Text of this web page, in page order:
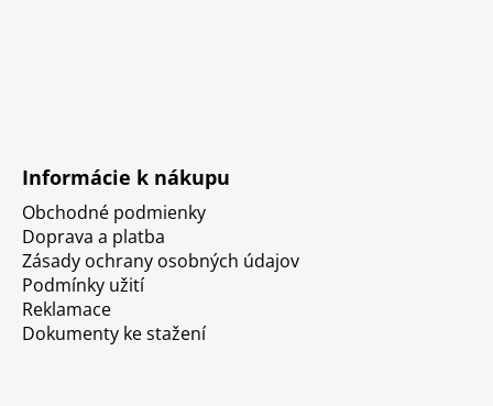
Informácie k nákupu
Obchodné podmienky
Doprava a platba
Zásady ochrany osobných údajov
Podmínky užití
Reklamace
Dokumenty ke stažení